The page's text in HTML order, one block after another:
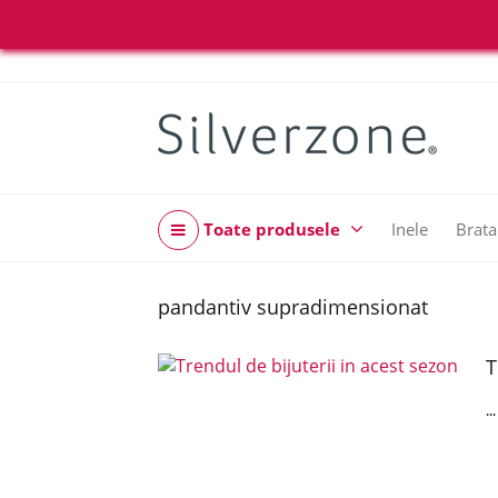
Toate produsele Inele
pandantiv supradimensionat